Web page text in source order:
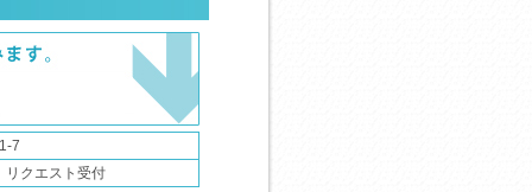
7
リクエスト受付